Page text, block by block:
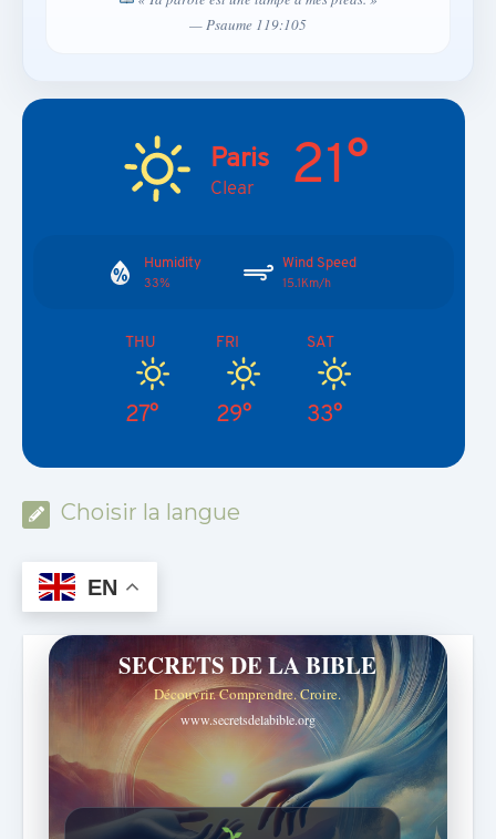
— Psaume 119:105
Paris
Clear 21°
Humidity
33%
Wind Speed
15.1Km/h
THU
27°
FRI
29°
SAT
33°
Choisir la langue
EN
SECRETS DE LA BIBLE
Découvrir. Comprendre. Croire.
www.secretsdelabible.org